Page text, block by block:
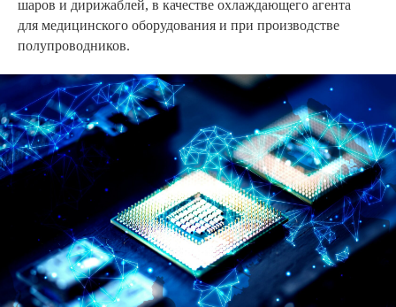
шаров и дирижаблей, в качестве охлаждающего агента
для медицинского оборудования и при производстве
полупроводников.